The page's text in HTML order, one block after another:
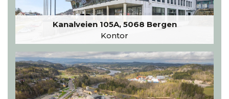
Kanalveien 105A, 5068 Bergen
Kontor